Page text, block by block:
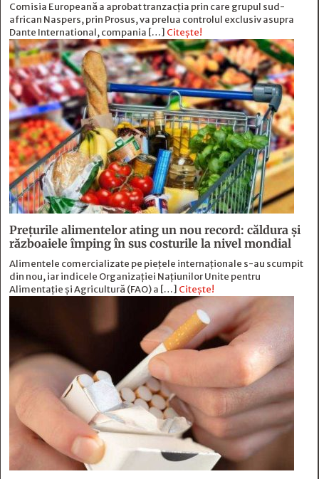
Comisia Europeană a aprobat tranzacția prin care grupul sud-
african Naspers, prin Prosus, va prelua controlul exclusiv asupra
Dante International, compania […] Citește!
Prețurile alimentelor ating un nou record: căldura și
războaiele împing în sus costurile la nivel mondial
Alimentele comercializate pe piețele internaționale s-au scumpit
din nou, iar indicele Organizației Națiunilor Unite pentru
Alimentație și Agricultură (FAO) a […] Citește!